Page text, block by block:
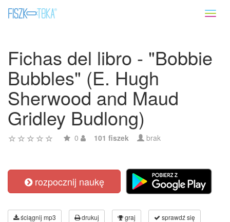
Fichas del libro - "Bobbie
Bubbles" (E. Hugh
Sherwood and Maud
Gridley Budlong)
0 101 fiszek brak
rozpocznij naukę
ściągnij mp3 drukuj graj sprawdź się